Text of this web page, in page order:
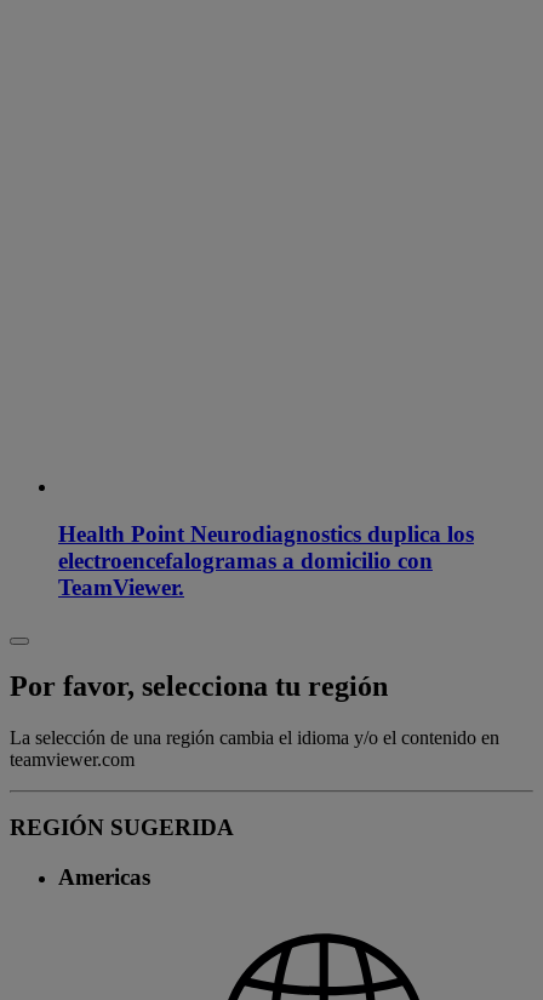
Health Point Neurodiagnostics duplica los
electroencefalogramas a domicilio con
TeamViewer.
Por favor, selecciona tu región
La selección de una región cambia el idioma y/o el contenido en
teamviewer.com
REGIÓN SUGERIDA
Americas